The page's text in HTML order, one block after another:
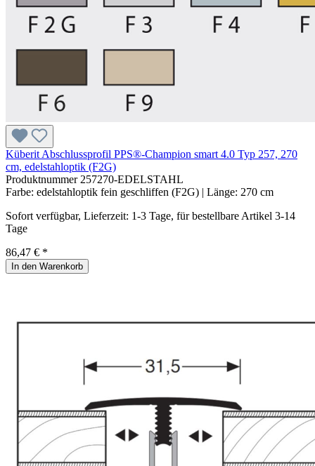
Küberit Abschlussprofil PPS®-Champion smart 4.0 Typ 257, 270
cm, edelstahloptik (F2G)
Produktnummer 257270-EDELSTAHL
Farbe: edelstahloptik fein geschliffen (F2G) | Länge: 270 cm
Sofort verfügbar, Lieferzeit: 1-3 Tage, für bestellbare Artikel 3-14
Tage
86,47 € *
In den Warenkorb